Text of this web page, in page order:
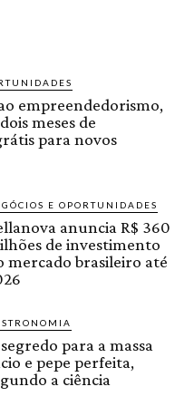
empreendedorismo,
meses de
para novos
E OPORTUNIDADES
anuncia R$ 360
de investimento
mercado brasileiro até
para a massa
e pepe perfeita,
a ciência